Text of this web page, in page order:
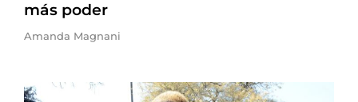
más poder
Amanda Magnani